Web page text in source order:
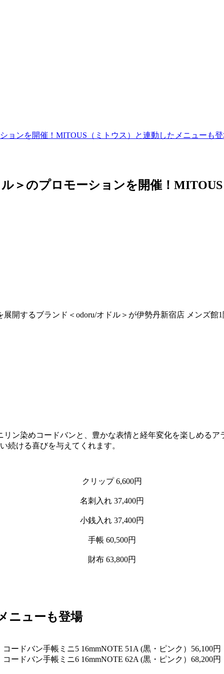
ョンを開催！MITOUS（ミトウス）と連動したメニューも
＞のプロモーションを開催！
開するブランド＜odoru/オドル＞が伊勢丹新宿店 メンズ館
ン染めコードバンと、豊かな表情と経年変化を楽しめる
続ける喜びを与えてくれます。
クリップ 6,600円
名刺入れ 37,400円
小銭入れ 37,400円
手帳 60,500円
財布 63,800円
ニューも登場
コードバン手帳ミニ5 16mmNOTE 51A (黒・ピンク）56,100円
コードバン手帳ミニ6 16mmNOTE 62A (黒・ピンク）68,200円